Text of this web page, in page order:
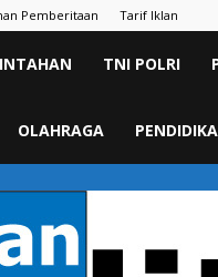
Pemberitaan Tarif Iklan
TNI POLRI
OLAHRAGA